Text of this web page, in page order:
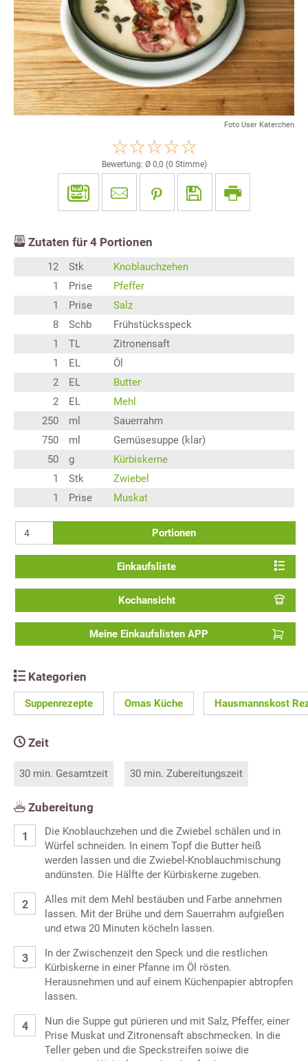
Foto User Katerchen
Bewertung: Ø 0,0 (0 Stimme)
Zutaten für 4 Portionen
12 Stk
Knoblauchzehen
1
Prise
Pfeffer
1
Prise
Salz
8
Schb
Frühstücksspeck
1
TL
Zitronensaft
1
EL
Öl
2
EL
Butter
2
EL
Mehl
250
ml
Sauerrahm
750
ml
Gemüsesuppe (klar)
50
g
Kürbiskerne
1
Stk
Zwiebel
1
Prise Muskat
Portionen
Einkaufsliste
Kochansicht
Meine Einkaufslisten APP
Kategorien
Suppenrezepte Omas Küche Hausmannskost
Zeit
30 min. Gesamtzeit 30 min. Zubereitungszeit
Zubereitung
Die Knoblauchzehen und die Zwiebel schälen und in
Würfel schneiden. In einem Topf die Butter heiß
werden lassen und die Zwiebel-Knoblauchmischung
andünsten. Die Hälfte der Kürbiskerne zugeben.
Alles mit dem Mehl bestäuben und Farbe annehmen
lassen. Mit der Brühe und dem Sauerrahm aufgießen
und etwa 20 Minuten köcheln lassen.
In der Zwischenzeit den Speck und die restlichen
Kürbiskerne in einer Pfanne im Öl rösten.
Herausnehmen und auf einem Küchenpapier abtropfen
lassen.
Nun die Suppe gut pürieren und mit Salz, Pfeffer, einer
Prise Muskat und Zitronensaft abschmecken. In die
Teller geben und die Speckstreifen soiwe die